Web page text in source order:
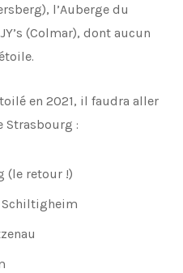
l’Auberge du
(Colmar), dont aucun
en 2021, il faudra aller
Strasbourg :
(le retour !)
Schiltigheim